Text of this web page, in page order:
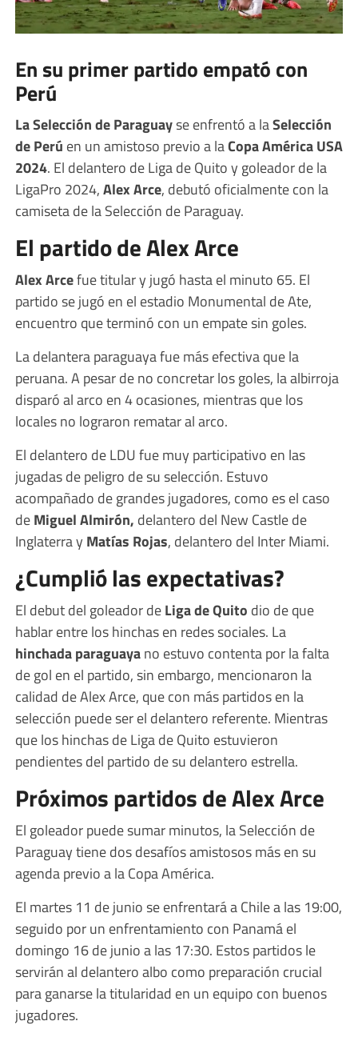
En su primer partido empató con
Perú
La Selección de Paraguayse enfrentó a laSelección
de Perú en un amistoso previo a laCopa América USA
2024. El delantero de Liga de Quito y goleador de la
LigaPro 2024,Alex Arce, debutó oficialmente con la
camiseta de la Selección de Paraguay.
El partido de Alex Arce
Alex Arcefue titular y jugó hasta el minuto 65. El
partido se jugó en el estadio Monumental de Ate,
encuentro que terminó con un empate sin goles.
La delantera paraguaya fue más efectiva que la
peruana. A pesar de no concretar los goles, la albirroja
disparó al arco en 4 ocasiones, mientras que los
locales no lograron rematar al arco.
El delantero de LDU fue muy participativo en las
jugadas de peligro de su selección. Estuvo
acompañado de grandes jugadores, como es el caso
deMiguel Almirón, delantero del New Castle de
Inglaterra y Matías Rojas, delantero del Inter Miami.
¿Cumplió las expectativas?
El debut del goleador deLiga de Quito dio de que
hablar entre los hinchas en redes sociales. La
hinchada paraguayano estuvo contenta por la falta
de gol en el partido, sin embargo, mencionaron la
calidad de Alex Arce, que con más partidos en la
selección puede ser el delantero referente. Mientras
que los hinchas de Liga de Quito estuvieron
pendientes del partido de su delantero estrella.
Próximos partidos de Alex Arce
El goleador puede sumar minutos, la Selección de
Paraguay tiene dos desafíos amistosos más en su
agenda previo a la Copa América.
El martes 11 de junio se enfrentará a Chile a las 19:00,
seguido por un enfrentamiento con Panamá el
domingo 16 de junio a las 17:30. Estos partidos le
servirán al delantero albo como preparación crucial
para ganarse la titularidad en un equipo con buenos
jugadores.